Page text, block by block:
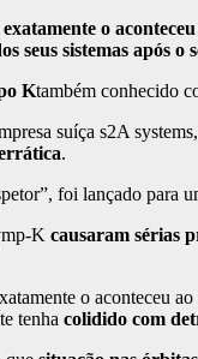
exatamente o
seus sistemas após o
Ktambém conhecido
suíça s2A
.
foi lançado para
K causaram sérias
o aconteceu
tenha colidido com